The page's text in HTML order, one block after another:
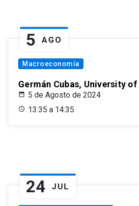
5 AGO
Macroeconomía
Germán Cubas, University
5 de Agosto de 2024
13:35 a 14:35
24 JUL